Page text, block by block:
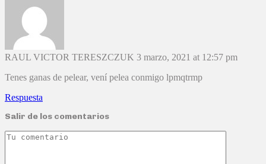
RAUL VICTOR TERESZCZUK 3 marzo, 2021 at 12:57 pm
Tenes ganas de pelear, vení pelea conmigo lpmqtrmp
Respuesta
Salir de los comentarios